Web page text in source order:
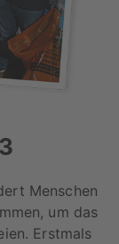
Menschen
um das
Erstmals